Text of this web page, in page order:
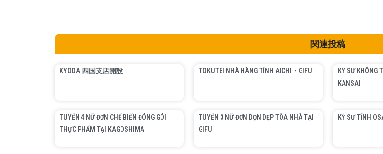
関連投稿
KYODAI四国支店開設 TOKUTEI NHÀ HÀNG TỈNH AICHI・GIFU
KỸ SƯ KHÔNG
KANSAI
TUYỂN 4 NỮ ĐƠN CHẾ BIẾN ĐÓNG GÓI
THỰC PHẨM TẠI KAGOSHIMA
TUYỂN 3 NỮ ĐƠN DỌN DẸP TÒA NHÀ TẠI
GIFU
KỸ SƯ TỈNH